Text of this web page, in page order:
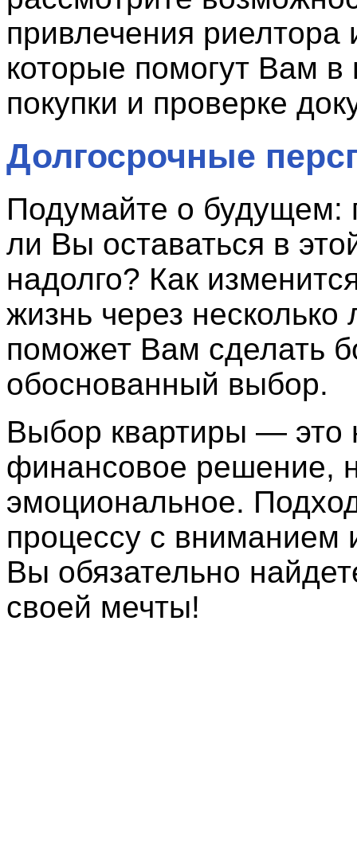
привлечения риелтора
которые помогут Вам в
покупки и проверке
Долгосрочные
Подумайте о будущем:
ли Вы оставаться в
надолго? Как
жизнь через несколько
поможет Вам сделать
обоснованный выбор.
Выбор квартиры — это
финансовое решение,
эмоциональное.
процессу с вниманием
Вы обязательно
своей мечты!